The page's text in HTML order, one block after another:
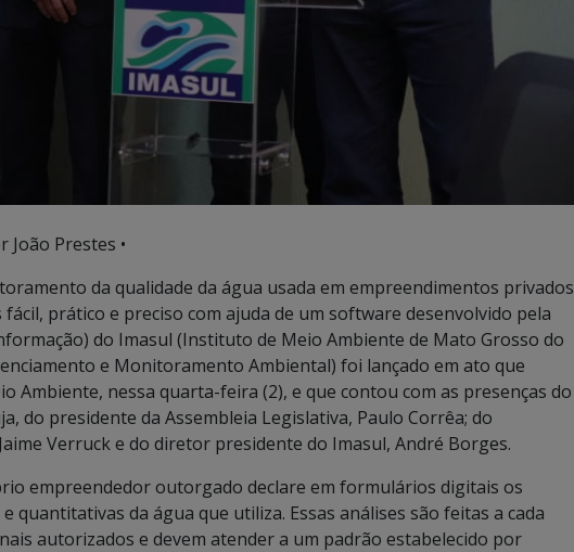
João Prestes •
da qualidade da água usada em empreendimentos privados
prático e preciso com ajuda de um software desenvolvido pela
do Imasul (Instituto de Meio Ambiente de Mato Grosso do
e Monitoramento Ambiental) foi lançado em ato que
Ambiente, nessa quarta-feira (2), e que contou com as presenças do
do presidente da Assembleia Legislativa, Paulo Corrêa; do
Verruck e do diretor presidente do Imasul, André Borges.
empreendedor outorgado declare em formulários digitais os
quantitativas da água que utiliza. Essas análises são feitas a cada
autorizados e devem atender a um padrão estabelecido por